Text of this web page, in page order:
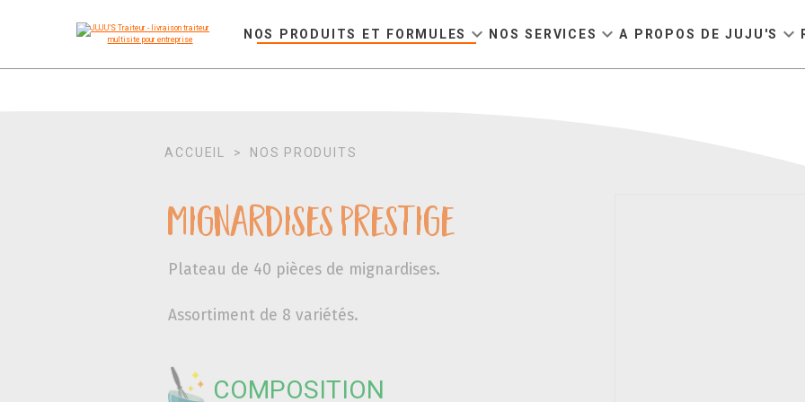
NOS PRODUITS ET FORMULES expand_more NOS SERVICES expand_more A PROPOS DE JUJU'S expand_more
ACCUEIL > NOS PRODUITS
Mignardises Prestige
Plateau de 40 pièces de mignardises.
Assortiment de 8 variétés.
COMPOSITION